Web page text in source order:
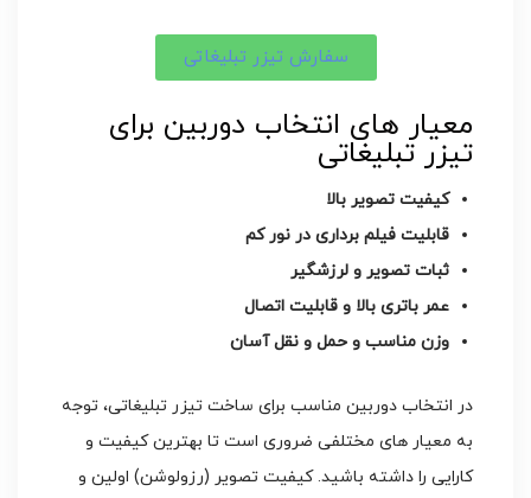
سفارش تیزر تبلیغاتی
معیار های انتخاب دوربین برای
تیزر تبلیغاتی
کیفیت تصویر بالا
قابلیت فیلم برداری در نور کم
ثبات تصویر و لرزشگیر
عمر باتری بالا و قابلیت اتصال
وزن مناسب و حمل و نقل آسان
در انتخاب دوربین مناسب برای ساخت تیزر تبلیغاتی، توجه
به معیار های مختلفی ضروری است تا بهترین کیفیت و
کارایی را داشته باشید. کیفیت تصویر (رزولوشن) اولین و